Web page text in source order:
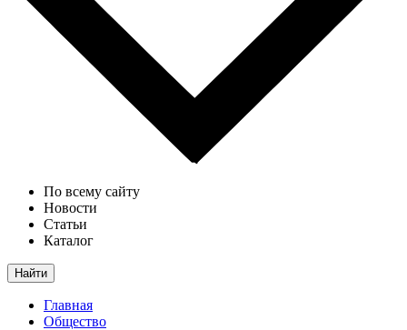
По всему сайту
Новости
Статьи
Каталог
Найти
Главная
Общество